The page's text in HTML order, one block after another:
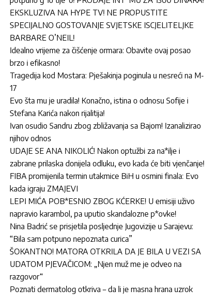
EKSKLUZIVA NA HYPE TV! NE PROPUSTITE
SPECIJALNO GOSTOVANJE SVJETSKE ISCJELITELJKE
BARBARE O’NEIL!
Idealno vrijeme za čišćenje ormara: Obavite ovaj posao
brzo i efikasno!
Tragedija kod Mostara: Pješakinja poginula u nesreći na M-
17
Evo šta mu je uradila! Konačno, istina o odnosu Sofije i
Stefana Karića nakon rijalitija!
Ivan osudio Sandru zbog zbližavanja sa Bajom! Izanalizirao
njihov odnos
UDAJE SE ANA NIKOLIĆ! Nakon optužbi za na*ilje i
zabrane prilaska donijela odluku, evo kada će biti vjenčanje!
FIBA promijenila termin utakmice BiH u osmini finala: Evo
kada igraju ZMAJEVI
LEPI MIĆA POB*ESNIO ZBOG KĆERKE! U emisiji uživo
napravio karambol, pa uputio skandalozne p*ovke!
Nina Badrić se prisjetila posljednje Jugovizije u Sarajevu:
“Bila sam potpuno nepoznata curica”
ŠOKANTNO! MATORA OTKRILA DA JE BILA U VEZI SA
UDATOM PJEVAČICOM: „Njen muž me je odveo na
razgovor“
Poznati dermatolog otkriva – da li je masna hrana uzrok